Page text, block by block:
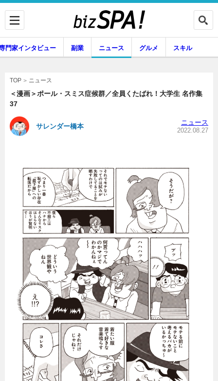
専門家インタビュー
グルメ スキル
暮らし エンタメ
連載一覧
門家インタビュー 副業 ニュース グルメ スキル
TOP ニュース
＜漫画＞ポール・スミス症候群／全員くたばれ！大学生 名作集
37
サレンダー橋本 ニュース
2022.08.27